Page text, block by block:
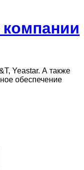
Yeastar. А также
обеспечение